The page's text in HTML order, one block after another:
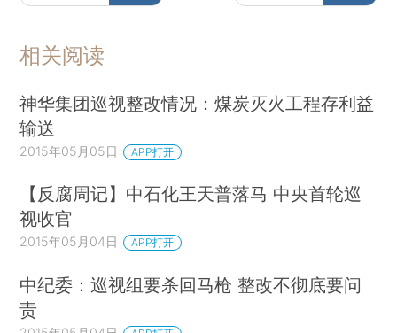
相关阅读
神华集团巡视整改情况：煤炭灭火工程存利益
输送
2015年05月05日 APP打开
【反腐周记】中石化王天普落马 中央首轮巡
视收官
2015年05月04日 APP打开
中纪委：巡视组要杀回马枪 整改不彻底要问
责